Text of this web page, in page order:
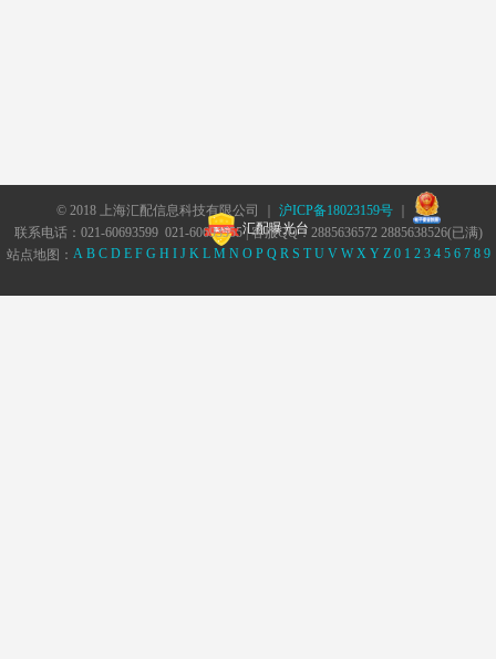
© 2018 上海汇配信息科技有限公司 ｜ 沪ICP备18023159号｜
汇配曝光台
联系电话：021-60693599 021-60693555 | 客服QQ：2885636572 2885638526(已满)
站点地图： A B C D E F G H I J K L M N O P Q R S T U V W X Y Z 0 1 2 3 4 5 6 7 8 9